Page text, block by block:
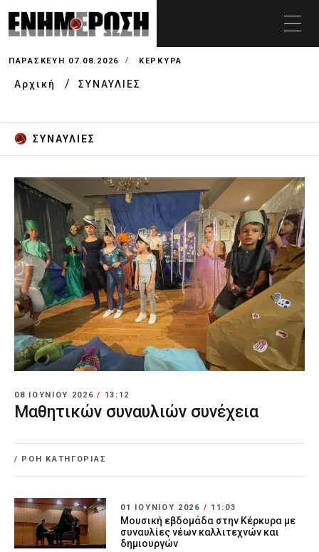
ΠΑΡΑΣΚΕΥΉ 07.08.2026 ΚΕΡΚΥΡΑ
Αρχική ΣΥΝΑΥΛΙΕΣ
ΣΥΝΑΥΛΙΕΣ
08 ΙΟΥΝΊΟΥ 2026/ 13:12
Μαθητικών συναυλιών συνέχεια
/ ΡΟΗ ΚΑΤΗΓΟΡΙΑΣ
01 ΙΟΥΝΊΟΥ 2026 / 11:03
Μουσική εβδομάδα στην Κέρκυρα με
συναυλίες νέων καλλιτεχνών και
δημιουργών